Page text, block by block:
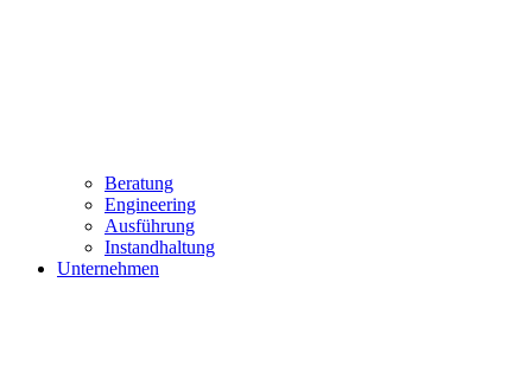
Beratung
Engineering
Ausführung
Instandhaltung
Unternehmen